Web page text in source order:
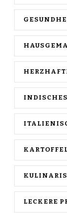
INDISCHES
LECKERE